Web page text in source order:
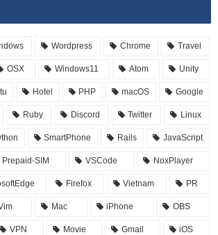
Wordpress Chrome Travel
OSX Windows11 Atom Unity
Hotel PHP macOS Google
Ruby Discord Twitter Linux
SmartPhone Rails JavaScript
Prepaid-SIM VSCode NoxPlayer
Firefox Vietnam PR
Mac iPhone OBS
VPN Movie Gmail iOS